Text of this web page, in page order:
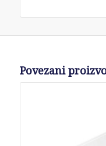
Povezani